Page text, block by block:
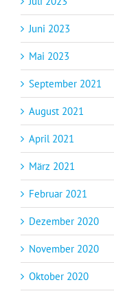
Juni 2023
Mai 2023
September 2021
August 2021
April 2021
März 2021
Februar 2021
Dezember 2020
November 2020
Oktober 2020